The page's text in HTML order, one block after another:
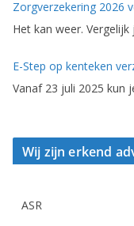
Zorgverzekering 2026
Het kan weer.
E-Step op kenteken
Vanaf 23 juli 2025 kun
Wij zijn erkend
ASR